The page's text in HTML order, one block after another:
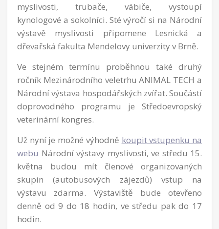
myslivosti, trubače, vábiče, vystoupí
kynologové a sokolníci. Sté výročí si na Národní
výstavě myslivosti připomene Lesnická a
dřevařská fakulta Mendelovy univerzity v Brně.
Ve stejném termínu proběhnou také druhý
ročník Mezinárodního veletrhu ANIMAL TECH a
Národní výstava hospodářských zvířat. Součástí
doprovodného programu je Středoevropský
veterinární kongres.
Už nyní je možné výhodně koupit vstupenku na
webu Národní výstavy myslivosti, ve středu 15.
května budou mít členové organizovaných
skupin (autobusových zájezdů) vstup na
výstavu zdarma. Výstaviště bude otevřeno
denně od 9 do 18 hodin, ve středu pak do 17
hodin.